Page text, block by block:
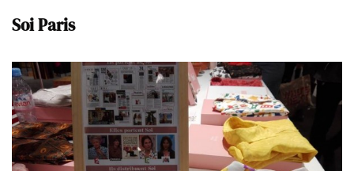
Soi Paris